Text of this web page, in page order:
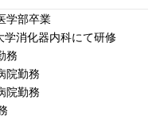
部卒業
科にて研修
勤務
勤務